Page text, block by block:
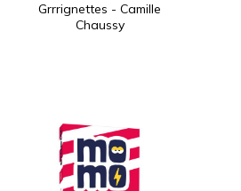
Grrrignettes - Camille
Chaussy